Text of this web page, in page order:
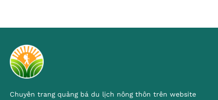
Chuyên trang quảng bá du lịch nông thôn trên website